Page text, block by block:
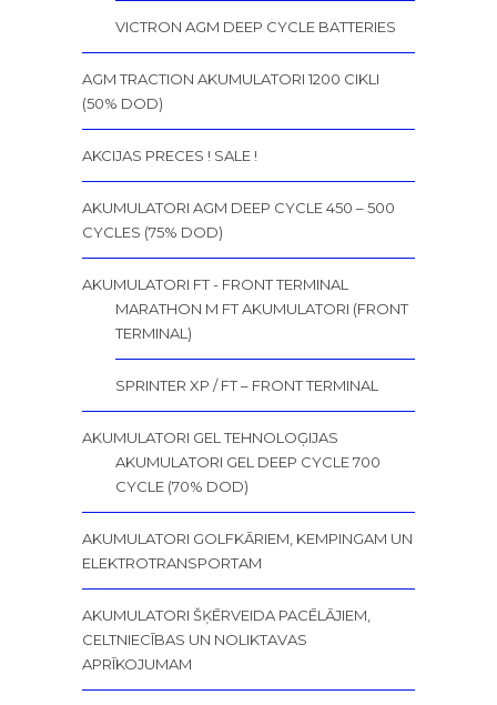
VICTRON AGM DEEP CYCLE BATTERIES
AGM TRACTION AKUMULATORI 1200 CIKLI
(50% DOD)
AKCIJAS PRECES ! SALE !
AKUMULATORI AGM DEEP CYCLE 450 – 500
CYCLES (75% DOD)
AKUMULATORI FT - FRONT TERMINAL
MARATHON M FT AKUMULATORI (FRONT
TERMINAL)
SPRINTER XP / FT – FRONT TERMINAL
AKUMULATORI GEL TEHNOLOĢIJAS
AKUMULATORI GEL DEEP CYCLE 700
CYCLE (70% DOD)
AKUMULATORI GOLFKĀRIEM, KEMPINGAM UN
ELEKTROTRANSPORTAM
AKUMULATORI ŠĶĒRVEIDA PACĒLĀJIEM,
CELTNIECĪBAS UN NOLIKTAVAS
APRĪKOJUMAM